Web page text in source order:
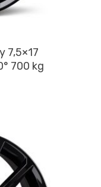
7,5×17
700 kg